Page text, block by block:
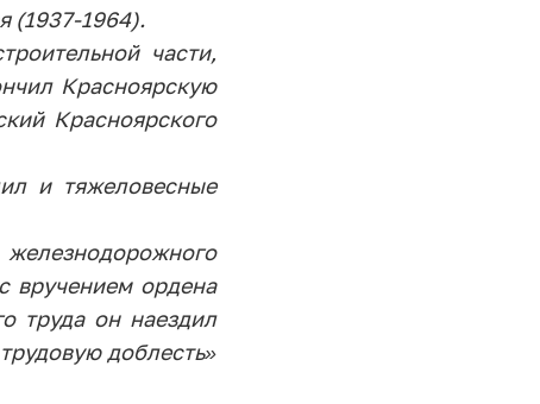
(1937-1964).
части,
Красноярскую
Красноярского
и тяжеловесные
вручением ордена
труда он наездил
доблесть»